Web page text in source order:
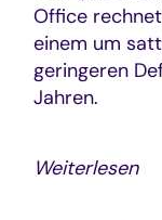
Office
einem um
geringeren
Jahren.
Weiterlesen